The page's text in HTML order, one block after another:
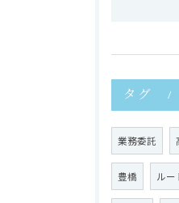
タグ
業務委託
豊橋 ルー